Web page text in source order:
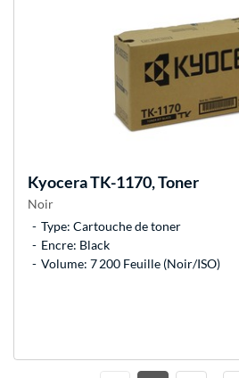
KyoceraTK-1170, Toner
Noir
Type: Cartouche de toner
Encre: Black
Volume: 7 200 Feuille (Noir/ISO)